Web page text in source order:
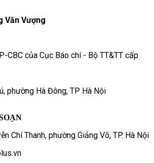
Văn Vượng
CBC của Cục Báo chí - Bộ TT&TT cấp
phường Hà Đông, TP Hà Nội
Chí Thanh, phường Giảng Võ, TP. Hà Nội